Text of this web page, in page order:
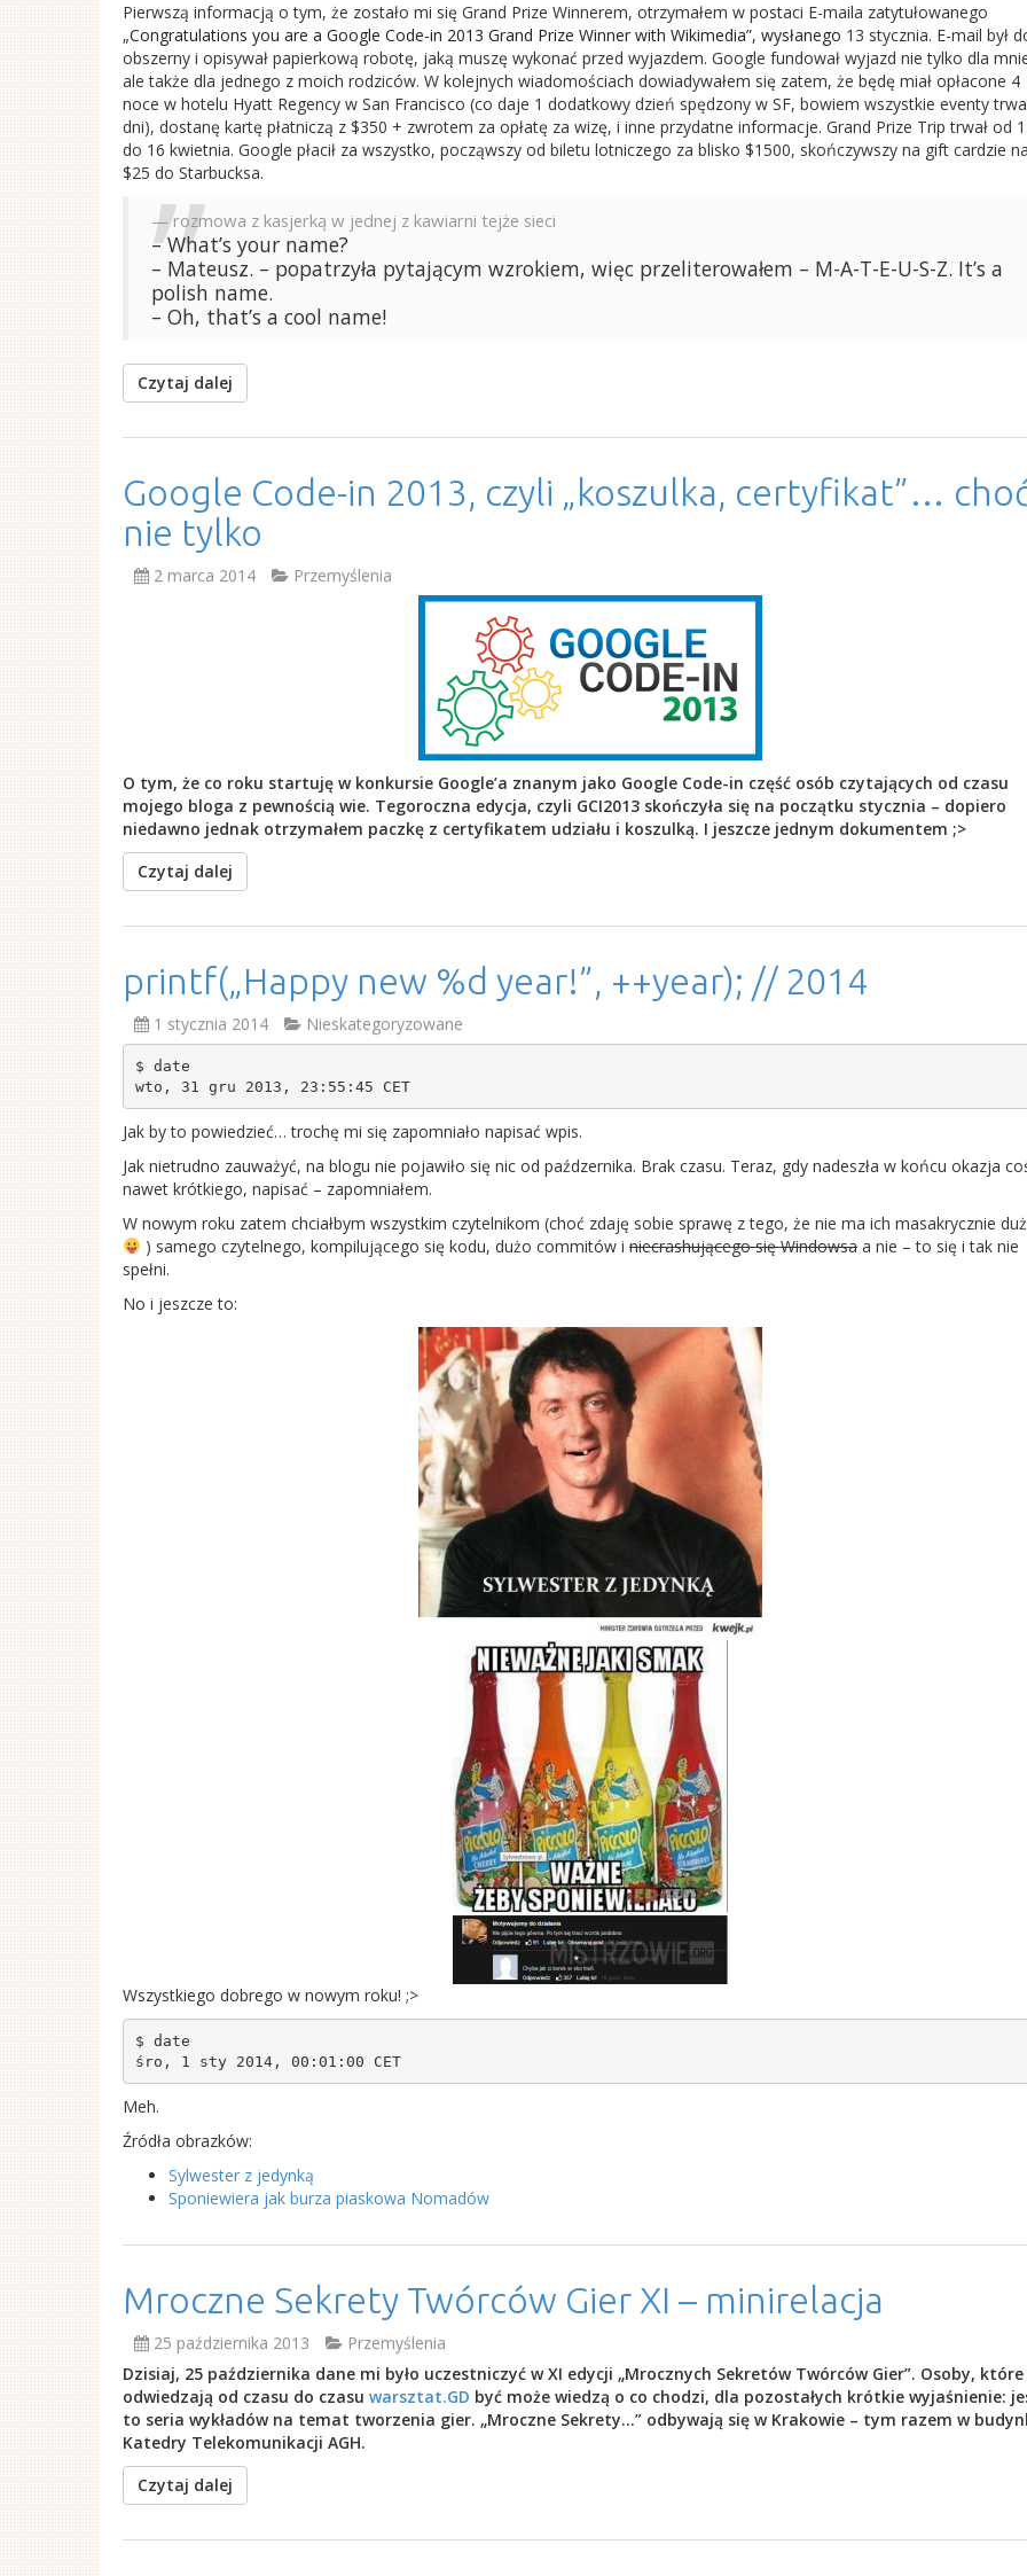
Pierwszą informacją o tym, że zostało mi się Grand Prize Winnerem, otrzymałem w postaci E-maila zatytułowanego
„Congratulations you are a Google Code-in 2013 Grand Prize Winner with Wikimedia”, wysłanego 13 stycznia. E-mail był
obszerny i opisywał papierkową robotę, jaką muszę wykonać przed wyjazdem. Google fundował wyjazd nie tylko dla
ale także dla jednego z moich rodziców. W kolejnych wiadomościach dowiadywałem się zatem, że będę miał opłacone 4
noce w hotelu Hyatt Regency w San Francisco (co daje 1 dodatkowy dzień spędzony w SF, bowiem wszystkie eventy
dni), dostanę kartę płatniczą z $350 + zwrotem za opłatę za wizę, i inne przydatne informacje. Grand Prize Trip trwał od
do 16 kwietnia. Google płacił za wszystko, począwszy od biletu lotniczego za blisko $1500, skończywszy na gift cardzie
$25 do Starbucksa.
rozmowa z kasjerką w jednej z kawiarni tejże sieci
– What’s your name?
– Mateusz. – popatrzyła pytającym wzrokiem, więc przeliterowałem – M-A-T-E-U-S-Z. It’s a
polish name.
– Oh, that’s a cool name!
Czytaj dalej
Google Code-in 2013, czyli „koszulka, certyfikat”…
nie tylko
2 marca 2014 Przemyślenia
O tym, że co roku startuję w konkursie Google’a znanym jako Google Code-in część osób czytających od czasu
mojego bloga z pewnością wie. Tegoroczna edycja, czyli GCI2013 skończyła się na początku stycznia – dopiero
niedawno jednak otrzymałem paczkę z certyfikatem udziału i koszulką. I jeszcze jednym dokumentem ;>
Czytaj dalej
printf(„Happy new %d year!”, ++year); // 2014
1 stycznia 2014 Nieskategoryzowane
$ date
wto, 31 gru 2013, 23:55:45 CET
Jak by to powiedzieć… trochę mi się zapomniało napisać wpis.
Jak nietrudno zauważyć, na blogu nie pojawiło się nic od paźdzernika. Brak czasu. Teraz, gdy nadeszła w końcu okazja
nawet krótkiego, napisać – zapomniałem.
W nowym roku zatem chciałbym wszystkim czytelnikom (choć zdaję sobie sprawę z tego, że nie ma ich masakrycznie
) samego czytelnego, kompilującego się kodu, dużo commitów i niecrashującego się Windowsaa nie – to się i tak nie
spełni.
No i jeszcze to:
Wszystkiego dobrego w nowym roku! ;>
$ date
śro, 1 sty 2014, 00:01:00 CET
Meh.
Źródła obrazków:
Sylwester z jedynką
Sponiewiera jak burza piaskowa Nomadów
Mroczne Sekrety Twórców Gier XI – minirelacja
25 października 2013
Przemyślenia
Dzisiaj, 25 października dane mi było uczestniczyć w XI edycji „Mrocznych Sekretów Twórców Gier”. Osoby, które
odwiedzają od czasu do czasu warsztat.GD być może wiedzą o co chodzi, dla pozostałych krótkie wyjaśnienie:
to seria wykładów na temat tworzenia gier. „Mroczne Sekrety…” odbywają się w Krakowie – tym razem w
Katedry Telekomunikacji AGH.
Czytaj dalej